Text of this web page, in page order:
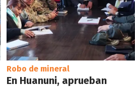
Robo de mineral
En Huanuni, aprueban